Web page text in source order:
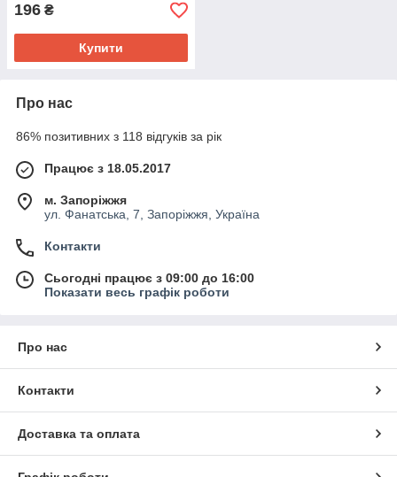
196 ₴
Купити
Про нас
86% позитивних з 118 відгуків за рік
Працює з 18.05.2017
м. Запоріжжя
ул. Фанатська, 7, Запоріжжя, Україна
Контакти
Сьогодні працює з 09:00 до 16:00
Показати весь графік роботи
Про нас
Контакти
Доставка та оплата